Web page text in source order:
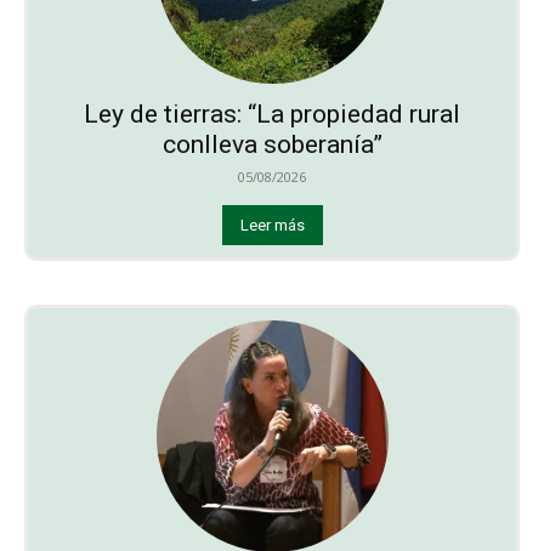
Ley de tierras: “La propiedad rural
conlleva soberanía”
05/08/2026
Leer más